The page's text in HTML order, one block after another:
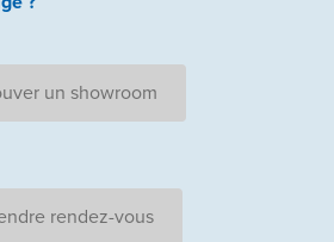
un showroom
rendez-vous